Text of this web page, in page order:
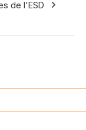
de l'ESD